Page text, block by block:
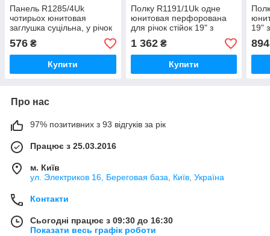
Панель R1285/4Uk
чотирьох юнитовая
заглушка суцільна, у річок
стойку19". Сталь 2,0 мм
чорна.
576 ₴
Купити
Полку R1191/1Uk одне
юнитовая перфорована
для річок стійок 19" з
глибиною 253,5 мм. Сталь
1,5 мм чорна.
1 362₴
Купити
19"
1,5
894
Про нас
97% позитивних з 93 відгуків за рік
Працює з 25.03.2016
м. Київ
ул. Электриков 16, Береговая база, Київ, Україна
Контакти
Сьогодні працює з 09:30 до 16:30
Показати весь графік роботи